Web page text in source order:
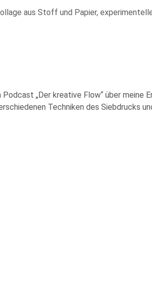
aus Stoff und Papier,
„Der kreative Flow“ über meine
Techniken des Siebdrucks